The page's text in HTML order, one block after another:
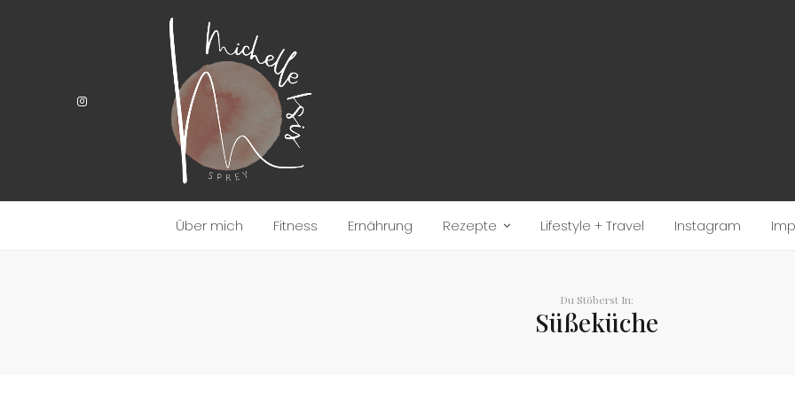
Über mich Fitness Ernährung Rezepte Lifestyle + Travel Instagram
Du Stöberst In:
Süßeküche